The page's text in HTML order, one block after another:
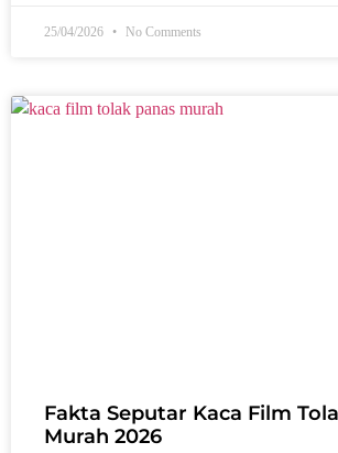
25/04/2026 No Comments
Fakta Seputar Kaca Film
Murah 2026